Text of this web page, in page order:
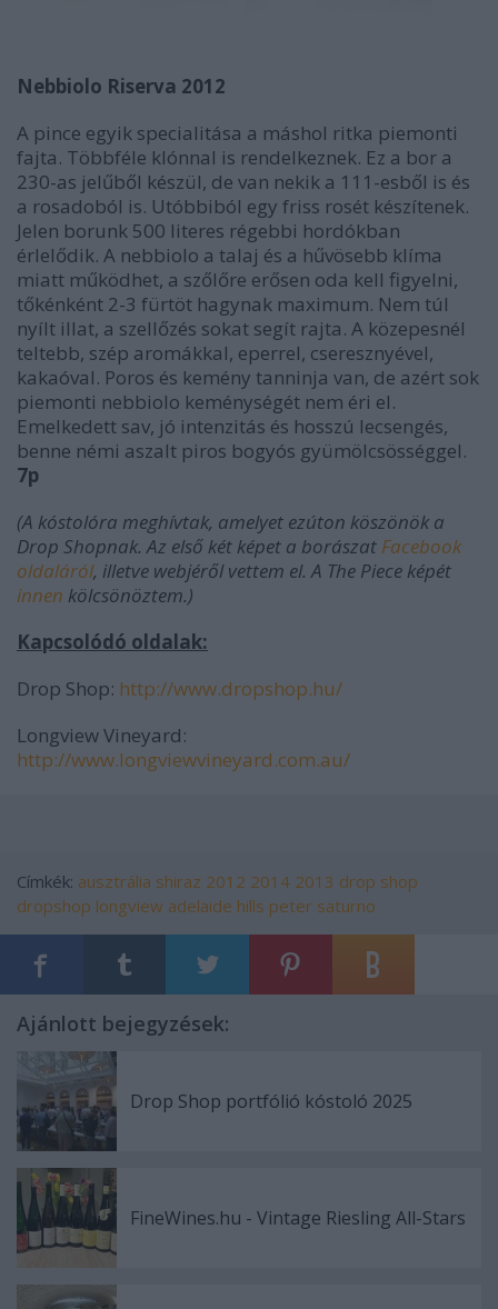
Nebbiolo Riserva 2012
A pince egyik specialitása a máshol ritka piemonti
fajta. Többféle klónnal is rendelkeznek. Ez a bor a
230-as jelűből készül, de van nekik a 111-esből is és
a rosadoból is. Utóbbiból egy friss rosét készítenek.
Jelen borunk 500 literes régebbi hordókban
érlelődik. A nebbiolo a talaj és a hűvösebb klíma
miatt működhet, a szőlőre erősen oda kell figyelni,
tőkénként 2-3 fürtöt hagynak maximum. Nem túl
nyílt illat, a szellőzés sokat segít rajta. A közepesnél
teltebb, szép aromákkal, eperrel, cseresznyével,
kakaóval. Poros és kemény tanninja van, de azért sok
piemonti nebbiolo keménységét nem éri el.
Emelkedett sav, jó intenzitás és hosszú lecsengés,
benne némi aszalt piros bogyós gyümölcsösséggel.
7p
(A kóstolóra meghívtak, amelyet ezúton köszönök a
Drop Shopnak. Az első két képet a borászat Facebook
oldaláról, illetve webjéről vettem el. A The Piece képét
innen kölcsönöztem.)
Kapcsolódó oldalak:
Drop Shop: http://www.dropshop.hu/
Longview Vineyard:
http://www.longviewvineyard.com.au/
Címkék: ausztrália shiraz 2012 2014 2013 drop shop
dropshop longview adelaide hills peter saturno
Ajánlott bejegyzések:
Drop Shop portfólió kóstoló 2025
FineWines.hu - Vintage Riesling All-Stars